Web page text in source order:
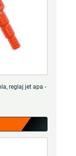
reglaj jet apa -